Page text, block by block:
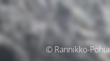
© Rannikko-